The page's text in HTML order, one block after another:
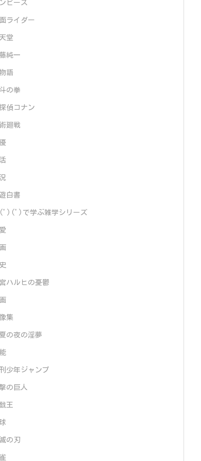
ピース
ライダー
堂
純一
語
の拳
偵コナン
廻戦
白書
ﾟ)(ﾟ)で学ぶ雑学シリーズ
ハルヒの憂鬱
集
の夜の淫夢
少年ジャンプ
の巨人
王
の刃